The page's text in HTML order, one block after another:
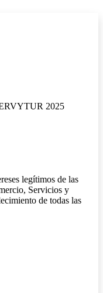
2025
legítimos de las
Servicios y
de todas las